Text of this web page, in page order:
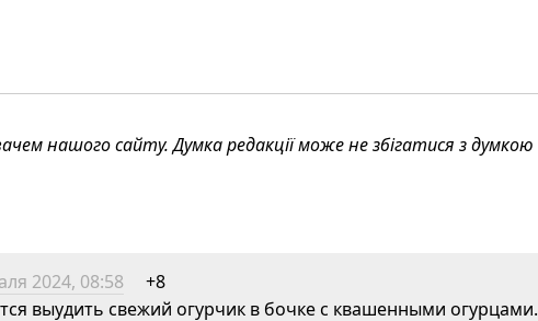
нашого сайту. Думка редакції може не збігатися з думкою
2024, 08:58
+8
выудить свежий огурчик в бочке с квашенными огурцами.